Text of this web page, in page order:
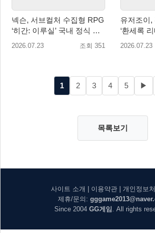
넥슨, 서브컬처 수집형 RPG
‘히간: 이루실’ 국내 정식 출
시
2026.07.23 조회 351
유저조이,
‘환세록
무료 배포
2026.07.23
1 2 3 4 5 ▶
목록보기
사이트 소개 이용약관| 개인정보
제휴/문의:
Since 2004 GG게임 . All rights